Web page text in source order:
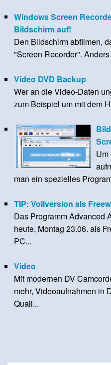
Windows Screen
Bildschirm auf!
Den Bildschirm abfilmen,
"Screen Recorder".
Video DVD Backup
Wer an die Video-Daten
zum Beispiel um mit dem
man ein spezielles
TIP: Vollversion als
Das Programm Advanced
heute, Montag 23.06. als
PC...
Video
Mit modernen DV
mehr, Videoaufnahmen in
Quali...